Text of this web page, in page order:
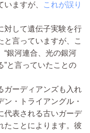
ますが、
これが誤り
して遺伝子実験を行
と言っていますが、こ
“銀河連合、光の銀河
”と言っていたことの
ーディアンズも入れ
・トライアングル・
代表される古いガーデ
たことによります。彼